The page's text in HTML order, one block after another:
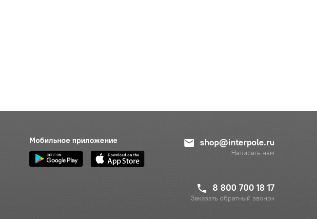
Мобильное приложение shop@interpole.ru
Написать нам
8 800 700 18 17
Заказать обратный звонок